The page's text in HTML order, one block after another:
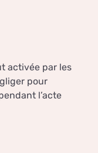
activée par les
pour
l’acte